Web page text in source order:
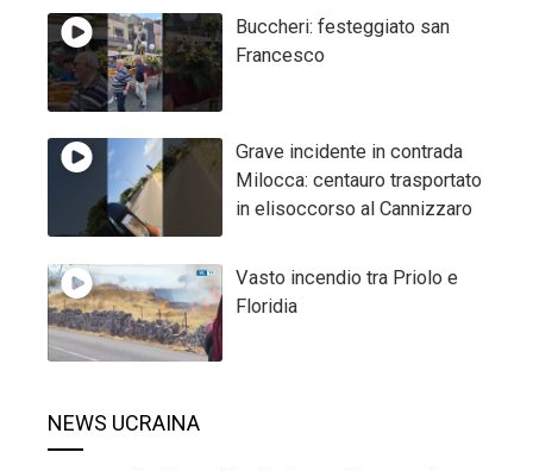
Buccheri: festeggiato san
Francesco
Grave incidente in contrada
Milocca: centauro trasportato
in elisoccorso al Cannizzaro
Vasto incendio tra Priolo e
Floridia
NEWS UCRAINA